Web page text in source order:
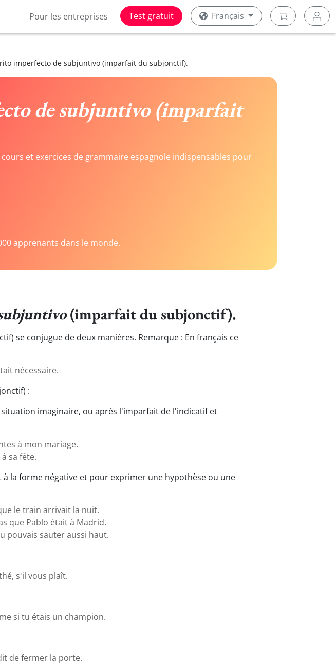
Pour les entreprises Test gratuit Français
imperfecto de subjuntivo (imparfait du subjonctif).
de subjuntivo (imparfait
et exercices de grammaire espagnole indispensables pour
apprenants dans le monde.
(imparfait du subjonctif).
se conjugue de deux manières. Remarque : En français ce
nécessaire.
:
imaginaire, ou après l'imparfait de l'indicatifet
à mon mariage.
sa fête.
à la forme négative et pour exprimer une hypothèse ou une
le train arrivait la nuit.
que Pablo était à Madrid.
pouvais sauter aussi haut.
s'il vous plaît.
si tu étais un champion.
de fermer la porte.